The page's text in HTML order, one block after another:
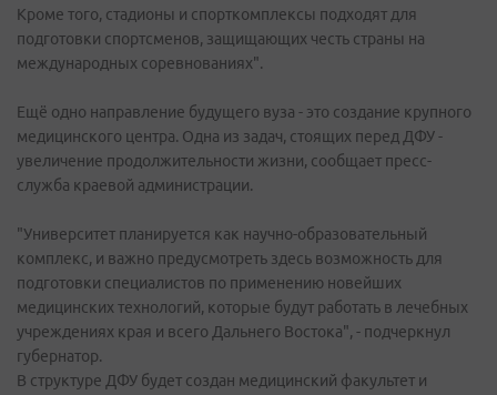
Кроме того, стадионы и спорткомплексы подходят для
подготовки спортсменов, защищающих честь страны на
международных соревнованиях".
Ещё одно направление будущего вуза - это создание крупного
медицинского центра. Одна из задач, стоящих перед ДФУ -
увеличение продолжительности жизни, сообщает пресс-
служба краевой администрации.
"Университет планируется как научно-образовательный
комплекс, и важно предусмотреть здесь возможность для
подготовки специалистов по применению новейших
медицинских технологий, которые будут работать в лечебных
учреждениях края и всего Дальнего Востока", - подчеркнул
губернатор.
В структуре ДФУ будет создан медицинский факультет и